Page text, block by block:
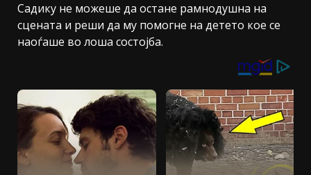
Садику не можеше да остане рамнодушна на
сцената и реши да му помогне на детето кое се
наоѓаше во лоша состојба.